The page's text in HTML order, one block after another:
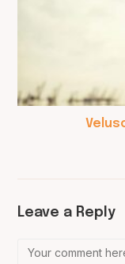
Leave a Reply
Comment